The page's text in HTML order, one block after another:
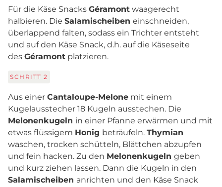
Für die Käse Snacks Géramont waagerecht
halbieren. Die Salamischeiben einschneiden,
überlappend falten, sodass ein Trichter entsteht
und auf den Käse Snack, d.h. auf die Käseseite
des Géramont platzieren.
SCHRITT 2
Aus einer Cantaloupe-Melone mit einem
Kugelausstecher 18 Kugeln ausstechen. Die
Melonenkugeln in einer Pfanne erwärmen und mit
etwas flüssigem Honig beträufeln. Thymian
waschen, trocken schütteln, Blättchen abzupfen
und fein hacken. Zu den Melonenkugeln geben
und kurz ziehen lassen. Dann die Kugeln in den
Salamischeiben anrichten und den Käse Snack